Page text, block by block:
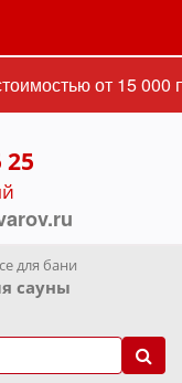
от 15 000
25
для бани
сауны